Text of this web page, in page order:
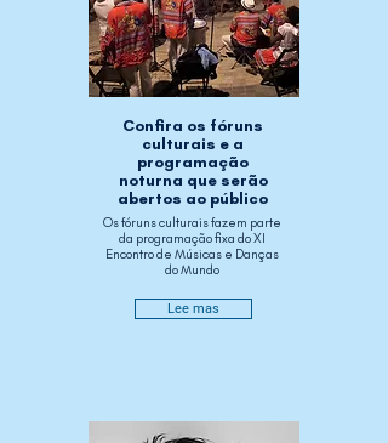
Confira os fóruns
culturais e a
programação
noturna que serão
abertos ao público
Os fóruns culturais fazem parte
da programação fixa do XI
Encontro de Músicas e Danças
do Mundo
Lee mas